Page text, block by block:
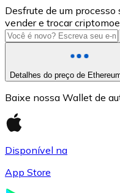
USDC
Desfrute de um processo
vender e trocar
Detalhes do preço de
Baixe nossa Wallet de
Disponível na
App Store